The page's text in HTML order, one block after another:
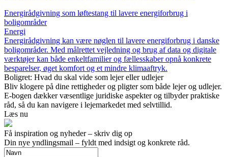
Energirådgivning som løftestang til lavere energiforbrug i
boligområder
Energi
Energirådgivning kan være nøglen til lavere energiforbrug i danske
boligområder. Med målrettet vejledning og brug af data og digitale
værktøjer kan både enkeltfamilier og fællesskaber opnå konkrete
besparelser, øget komfort og et mindre klimaaftryk.
Boligret: Hvad du skal vide som lejer eller udlejer
Bliv klogere på dine rettigheder og pligter som både lejer og udlejer.
E-bogen dækker væsentlige juridiske aspekter og tilbyder praktiske
råd, så du kan navigere i lejemarkedet med selvtillid.
Læs nu
Få inspiration og nyheder – skriv dig op
Din nye yndlingsmail – fyldt med indsigt og konkrete råd.